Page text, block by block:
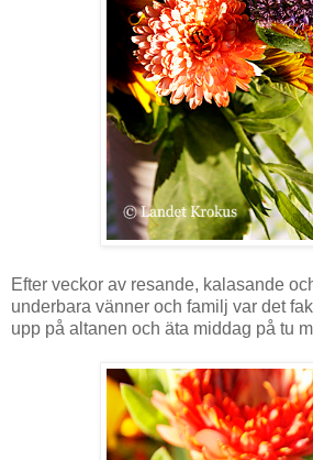
Efter veckor av resande, kalasande
underbara vänner och familj var det
upp på altanen och äta middag på tu